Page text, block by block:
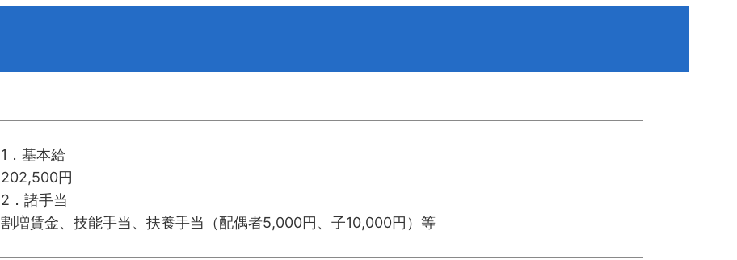
1．基本給
202,500円
2．諸手当
割増賃金、技能手当、扶養手当（配偶者5,000円、子10,000円）等